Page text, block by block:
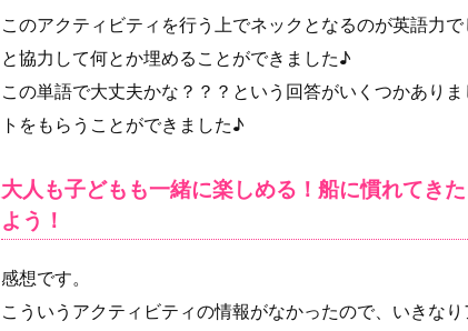
このアクティビティを行う上でネックとなるのが英語力
と協力して何とか埋めることができました♪
この単語で大丈夫かな？？？という回答がいくつかあり
トをもらうことができました♪
大人も子どもも一緒に楽しめる！船に慣れてき
よう！
感想です。
こういうアクティビティの情報がなかったので、いきな